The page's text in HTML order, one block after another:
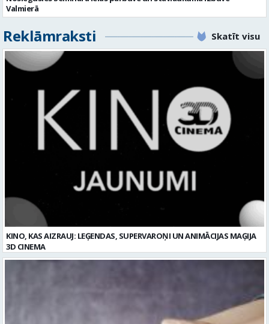
Valmierā
Reklāmraksti Skatīt visu
KINO, KAS AIZRAUJ: LEĢENDAS, SUPERVAROŅI UN ANIMĀCIJAS MAĢIJA
3D CINEMA